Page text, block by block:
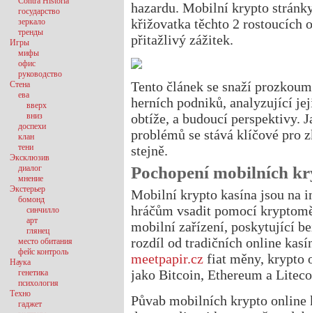
hazardu. Mobilní krypto
křižovatka těchto 2 rostoucích
přitažlivý zážitek.
Tento článek se snaží
herních podniků, analyzující
obtíže, a budoucí perspektivy.
problémů se stává klíčové pro
stejně.
Pochopení mobilních
Mobilní krypto kasína jsou na
hráčům vsadit pomocí
mobilní zařízení, poskytující
rozdíl od tradičních online
meetpapir.cz fiat měny, krypto
jako Bitcoin, Ethereum a
Půvab mobilních krypto online
государство
зеркало
тренды
Игры
мифы
офис
руководство
Стена
ева
вверх
вниз
доспехи
клан
тени
Эксклюзив
диалог
мнение
Экстерьер
бомонд
синчилло
арт
глянец
место обитания
фейс контроль
Наука
генетика
психология
Техно
гаджет